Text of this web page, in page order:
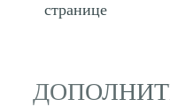
странице